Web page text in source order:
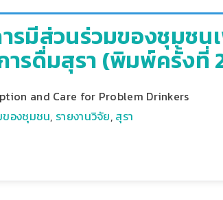
รมีส่วนร่วมของชุมชน
รดื่มสุรา (พิมพ์ครั้งที่
and Care for Problem Drinkers
ของชุมชน, รายงานวิจัย, สุรา